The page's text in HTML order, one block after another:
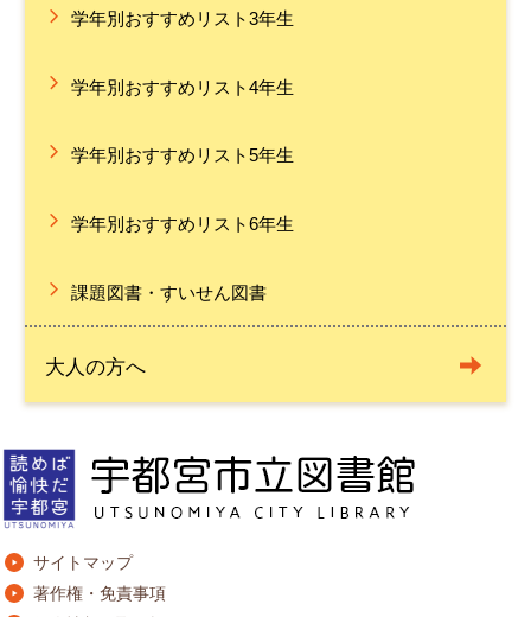
学年別おすすめリスト3年生
学年別おすすめリスト4年生
学年別おすすめリスト5年生
学年別おすすめリスト6年生
課題図書・すいせん図書
大人の方へ
サイトマップ
著作権・免責事項